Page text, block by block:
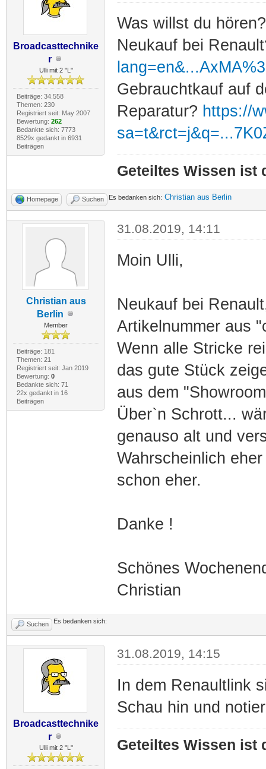
Broadcasttechnike
r
Ulli mit 2 "L"
Beiträge: 34.558
Themen: 230
Registriert seit: May 2007
Bewertung: 262
Bedankte sich: 7773
8529x gedankt in 6931
Beiträgen
Was willst du hören?
Neukauf bei
Gebrauchtkauf auf
Reparatur? https://
Geteiltes Wissen ist
Homepage Suchen Es bedanken sich: Christian aus Berlin
Christian aus
Berlin
Member
Beiträge: 181
Themen: 21
Registriert seit: Jan 2019
Bewertung: 0
Bedankte sich: 71
22x gedankt in 16
Beiträgen
31.08.2019, 14:11
Moin Ulli,
Neukauf bei
Artikelnummer aus
Wenn alle Stricke
das gute Stück
aus dem
Über`n Schrott...
genauso alt und
Wahrscheinlich
schon eher.
Danke !
Schönes
Christian
Suchen Es bedanken sich:
Broadcasttechnike
r
Ulli mit 2 "L"
31.08.2019, 14:15
In dem Renaultlink
Schau hin und
Geteiltes Wissen ist